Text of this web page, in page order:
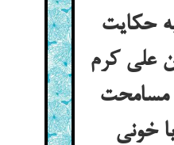
حکایت
علی کرم
مسامحت
خونی